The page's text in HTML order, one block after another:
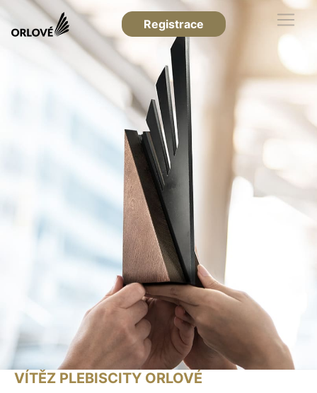
Registrace
VÍTĚZ PLEBISCITY ORLOVÉ